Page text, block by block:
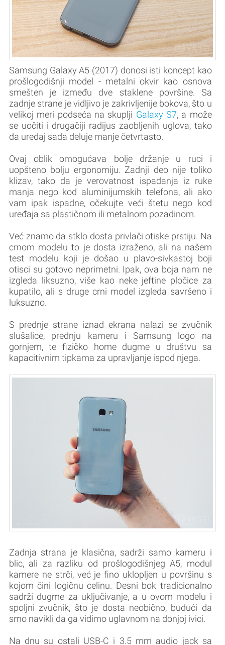
Samsung Galaxy A5 (2017) donosi isti koncept kao
prošlogodišnji model - metalni okvir kao osnova
smešten je između dve staklene površine. Sa
zadnje strane je vidljivo je zakrivljenije bokova, što u
velikoj meri podseća na skuplji Galaxy S7, a može
se uočiti i drugačiji radijus zaobljenih uglova, tako
da uređaj sada deluje manje četvrtasto.
Ovaj oblik omogućava bolje držanje u ruci i
uopšteno bolju ergonomiju. Zadnji deo nije toliko
klizav, tako da je verovatnost ispadanja iz ruke
manja nego kod aluminijumskih telefona, ali ako
vam ipak ispadne, očekujte veći štetu nego kod
uređaja sa plastičnom ili metalnom pozadinom.
Već znamo da stklo dosta privlači otiske prstiju. Na
crnom modelu to je dosta izraženo, ali na našem
test modelu koji je došao u plavo-sivkastoj boji
otisci su gotovo neprimetni. Ipak, ova boja nam ne
izgleda liksuzno, više kao neke jeftine pločice za
kupatilo, ali s druge crni model izgleda savršeno i
luksuzno.
S prednje strane iznad ekrana nalazi se zvučnik
slušalice, prednju kameru i Samsung logo na
gornjem, te fizičko home dugme u društvu sa
kapacitivnim tipkama za upravljanje ispod njega.
Zadnja strana je klasična, sadrži samo kameru i
blic, ali za razliku od prošlogodišnjeg A5, modul
kamere ne strči, već je fino uklopljen u površinu s
kojom čini logičnu celinu. Desni bok tradicionalno
sadrži dugme za uključivanje, a u ovom modelu i
spoljni zvučnik, što je dosta neobično, budući da
smo navikli da ga vidimo uglavnom na donjoj ivici.
Na dnu su ostali USB-C i 3.5 mm audio jack sa